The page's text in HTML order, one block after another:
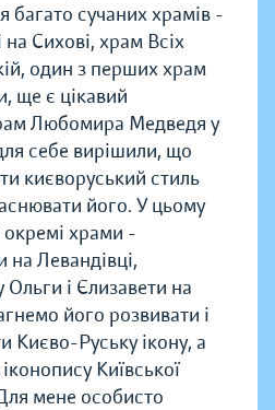
багато сучаних храмів -
Сихові, храм Всіх
один з перших храм
ще є цікавий
Любомира Медведя у
себе вирішили, що
києворуський стиль
його. У цьому
окремі храми -
Левандівці,
і Єлизавети на
його розвивати і
Києво-Руську ікону, а
Київської
мене особисто